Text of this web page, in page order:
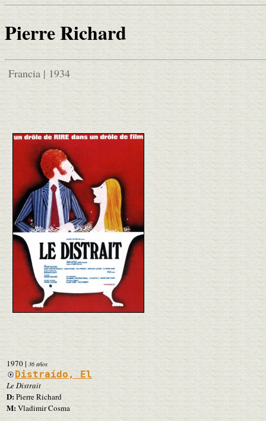
Pierre Richard
Francia | 1934
1970| 36 años
Distraído, El
Le Distrait
D:Pierre Richard
M:Vladimir Cosma